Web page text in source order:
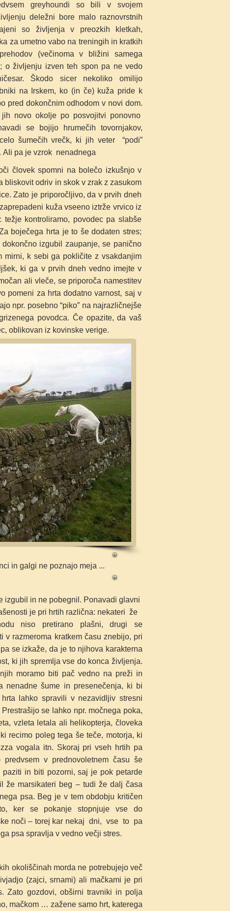
greyhoundi so bili v svojem
deležni bore malo raznovrstnih
so življenja v preozkih
kletkah,
za umetno vabo na treningih in kratkih
(večinoma v bližini samega
o življenju izven teh spon pa ne vedo
Škodo sicer nekoliko omilijo
na
Irskem, ko (in če)kuža pride k
pred dokončnim odhodom v novi dom.
novo okolje po posvojitvi ponovno
se bojijo hrumečih tovornjakov,
šumečih vrečk, ki jih veter “podi”
pa je vzrok nenadnega
človek spomni na bolečo izkušnjo v
odriv in skok v zrak z zasukom
Zato je priporočljivo, da v prvih dneh
kuža vseeno iztrže vrvico iz
kontroliramo, povodec pa slabše
boječega hrta je to še dodaten stres;
izgubil zaupanje, se panično
k sebi ga pokličite z vsakdanjim
ki ga v prvih dneh vedno imejte v
ali vleče, se priporoča namestitev
pomeni za hrta dodatno varnost, saj v
npr. posebno “piko” na najrazličnejše
povodca. Če opazite, da vaš
oblikovan iz kovinske verige.
in galgi ne poznajo meja ...
izgubil in ne pobegnil. Ponavadi glavni
je pri hrtih različna: nekateri že
niso pretirano plašni, drugi se
v razmeroma kratkem času znebijo, pri
se izkaže, da je to njihova karakterna
ki jih spremlja vse do konca življenja.
moramo biti pač vedno na preži in
nenadne šume in presenečenja, ki bi
hrta lahko spravili v nezavidljiv stresni
Prestrašijo se lahko npr. močnega poka,
vzleta letala ali helikopterja, človeka
recimo poleg tega še teče, motorja, ki
vogala itn. Skoraj pri vseh hrtih pa
predvsem v prednovoletnem času še
paziti in biti pozorni, saj je pok petarde
že marsikateri beg – tudi že dalj časa
psa. Beg je v tem obdobju kritičen
ker se pokanjestopnjuje vse do
noči – torej kar nekaj dni, vse to pa
psa spravlja v vedno večji stres.
okoliščinah morda ne potrebujejo več
(zajci, srnami) ali mačkami je pri
Zato gozdovi, obširni travniki in polja
mačkom … zažene samo hrt, katerega